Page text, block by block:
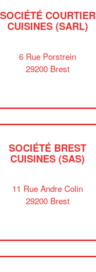
SOCIÉTÉ COURTIER
CUISINES (SARL)
6 Rue Porstrein
29200 Brest
SOCIÉTÉ BREST
CUISINES (SAS)
11 Rue Andre Colin
29200 Brest